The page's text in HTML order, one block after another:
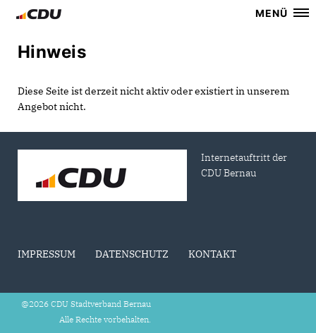
MENÜ
Hinweis
Diese Seite ist derzeit nicht aktiv oder existiert in unserem
Angebot nicht.
Internetauftritt der
CDU Bernau
IMPRESSUM DATENSCHUTZ KONTAKT
@2026 CDU Stadtverband Bernau
Alle Rechte vorbehalten.